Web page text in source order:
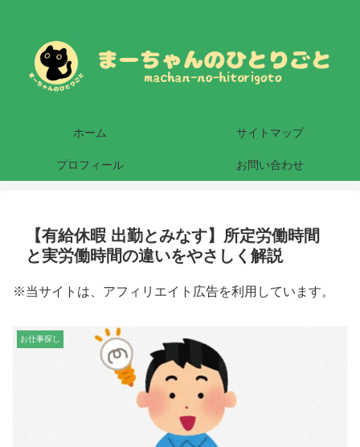
ホーム サイトマップ
プロフィール お問い合わせ
【有給休暇 出勤とみなす】所定労働時間
と実労働時間の違いをやさしく解説
※当サイトは、アフィリエイト広告を利用しています。
お仕事探し